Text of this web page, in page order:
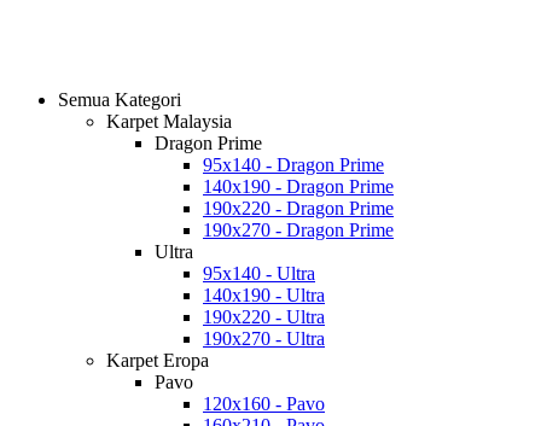
Semua Kategori
Karpet Malaysia
Dragon Prime
95x140 - Dragon Prime
140x190 - Dragon Prime
190x220 - Dragon Prime
190x270 - Dragon Prime
Ultra
95x140 - Ultra
140x190 - Ultra
190x220 - Ultra
190x270 - Ultra
Karpet Eropa
Pavo
120x160 - Pavo